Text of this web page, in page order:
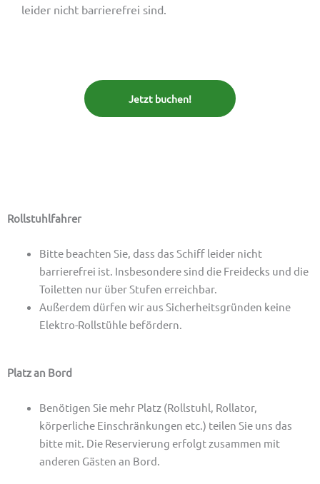
leider nicht barrierefrei sind.
Jetzt buchen!
Rollstuhlfahrer
Bitte beachten Sie, dass das Schiff leider nicht
barrierefrei ist. Insbesondere sind die Freidecks und die
Toiletten nur über Stufen erreichbar.
Außerdem dürfen wir aus Sicherheitsgründen keine
Elektro-Rollstühle befördern.
Platz an Bord
Benötigen Sie mehr Platz (Rollstuhl, Rollator,
körperliche Einschränkungen etc.) teilen Sie uns das
bitte mit. Die Reservierung erfolgt zusammen mit
anderen Gästen an Bord.